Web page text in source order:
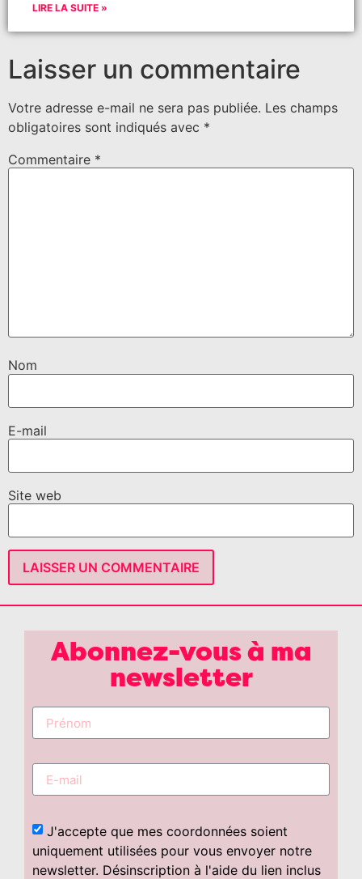
LIRE LA SUITE »
Laisser un commentaire
Votre adresse e-mail ne sera pas publiée. Les champs
obligatoires sont indiqués avec *
Commentaire *
Nom
E-mail
Site web
Abonnez-vous à ma
newsletter
J'accepte que mes coordonnées soient
uniquement utilisées pour vous envoyer notre
newsletter. Désinscription à l'aide du lien inclus